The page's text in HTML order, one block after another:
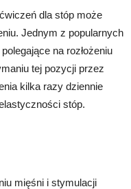
dla stóp może
Jednym z popularnych
na rozłożeniu
tej pozycji przez
kilka razy dziennie
stóp.
mięśni i stymulacji